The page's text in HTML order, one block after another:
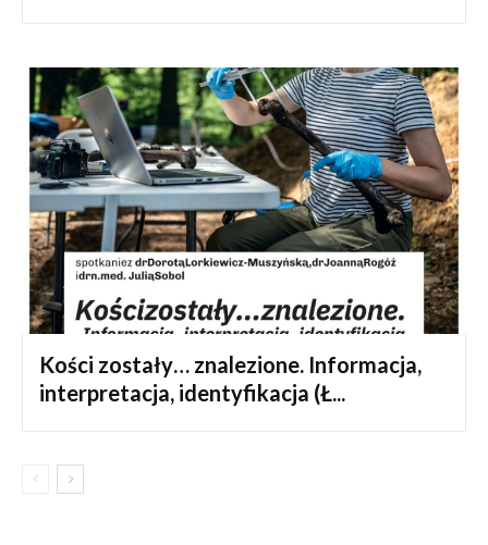
Kości zostały… znalezione. Informacja,
interpretacja, identyfikacja (Ł...